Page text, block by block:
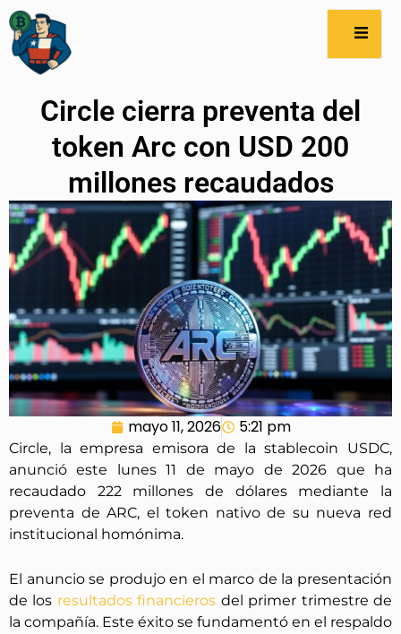
Circle cierra preventa del
token Arc con USD 200
millones recaudados
mayo 11, 2026 5:21 pm
Circle, la empresa emisora de la stablecoin USDC,
anunció este lunes 11 de mayo de 2026 que ha
recaudado 222 millones de dólares mediante la
preventa de ARC, el token nativo de su nueva red
institucional homónima.
El anuncio se produjo en el marco de la presentación
de los resultados financieros del primer trimestre de
la compañía. Este éxito se fundamentó en el respaldo